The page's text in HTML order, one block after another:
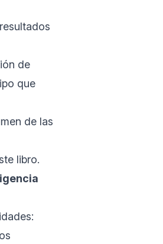
de
que
de las
libro.